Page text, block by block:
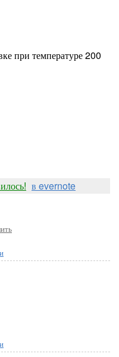
при температуре 200
в evernote